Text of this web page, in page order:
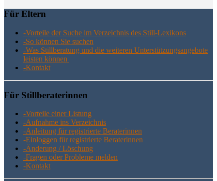
Für Eltern
-Vor­tei­le der Suche im Ver­zeich­nis des Still-Lexikons
-So kön­nen Sie suchen
-Was Still­be­ra­tung und die wei­te­ren Unter­stüt­zungs­an­ge­bo­te
leis­ten können
-Kon­takt
Für Still­be­ra­te­rin­nen
-Vor­tei­le einer Listung
-Auf­nah­me ins Verzeichnis
-Anlei­tung für regis­trier­te Beraterinnen
-Ein­log­gen für regis­trier­te Beraterinnen
-Ände­rung / Löschung
-Fra­gen oder Pro­ble­me melden
-Kon­takt